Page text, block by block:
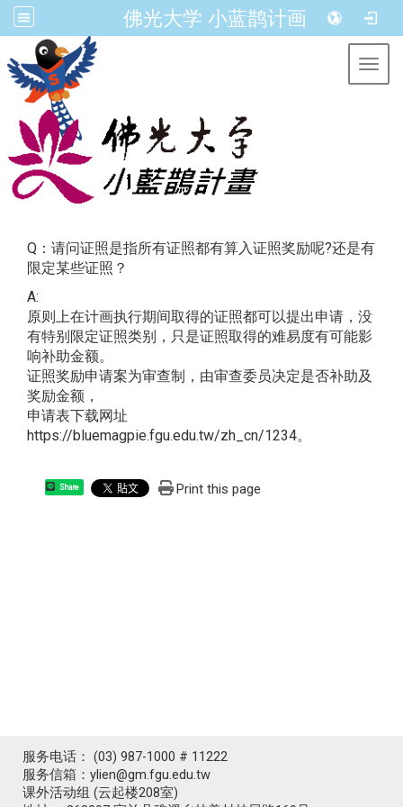
佛光大学 小蓝鹊计画
Q：请问证照是指所有证照都有算入证照奖励呢?还是有
限定某些证照？
A:
原则上在计画执行期间取得的证照都可以提出申请，没
有特别限定证照类别，只是证照取得的难易度有可能影
响补助金额。
证照奖励申请案为审查制，由审查委员决定是否补助及
奖励金额，
申请表下载网址
https://bluemagpie.fgu.edu.tw/zh_cn/1234。
Share Print this page
服务电话： (03) 987-1000 # 11222
服务信箱：ylien@gm.fgu.edu.tw
课外活动组 (云起楼208室)